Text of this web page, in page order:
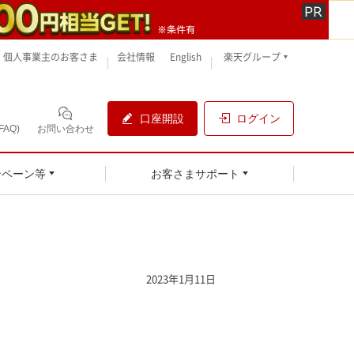
個人事業主のお客さま 会社情報 English 楽天グループ
お問い合わせ
口座開設 ログイン
ーン等 お客さまサポート
2023年1月11日